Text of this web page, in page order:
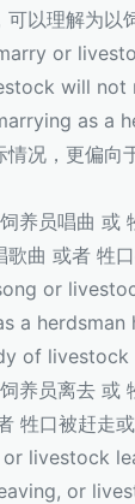
可以理解为以
or
will not
as a
情况，更偏向
养员唱曲 或
曲 或者 牲口
or
a herdsman
of livestock
养员离去 或
牲口被赶走或
livestock
or